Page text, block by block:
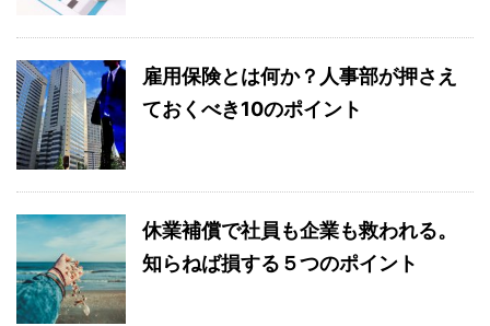
雇用保険とは何か？人事部が押さえ
ておくべき10のポイント
休業補償で社員も企業も救われる。
知らねば損する５つのポイント